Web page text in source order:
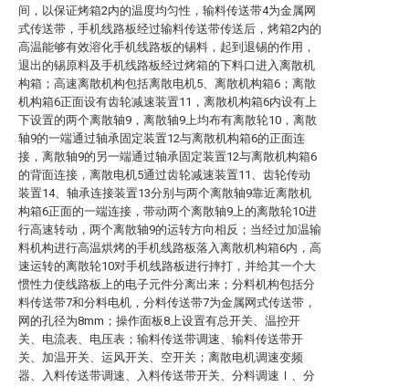
间，以保证烤箱2内的温度均匀性，输料传送带4为金属网
式传送带，手机线路板经过输料传送带传送后，烤箱2内的
高温能够有效溶化手机线路板的锡料，起到退锡的作用，
退出的锡原料及手机线路板经过烤箱的下料口进入离散机
构箱；高速离散机构包括离散电机5、离散机构箱6；离散
机构箱6正面设有齿轮减速装置11，离散机构箱6内设有上
下设置的两个离散轴9，离散轴9上均布有离散轮10，离散
轴9的一端通过轴承固定装置12与离散机构箱6的正面连
接，离散轴9的另一端通过轴承固定装置12与离散机构箱6
的背面连接，离散电机5通过齿轮减速装置11、齿轮传动
装置14、轴承连接装置13分别与两个离散轴9靠近离散机
构箱6正面的一端连接，带动两个离散轴9上的离散轮10进
行高速转动，两个离散轴9的运转方向相反；当经过加温输
料机构进行高温烘烤的手机线路板落入离散机构箱6内，高
速运转的离散轮10对手机线路板进行摔打，并给其一个大
惯性力使线路板上的电子元件分离出来；分料机构包括分
料传送带7和分料电机，分料传送带7为金属网式传送带，
网的孔径为8mm；操作面板8上设置有总开关、温控开
关、电流表、电压表；输料传送带调速、输料传送带开
关、加温开关、运风开关、空开关；离散电机调速变频
器、入料传送带调速、入料传送带开关、分料调速Ⅰ、分